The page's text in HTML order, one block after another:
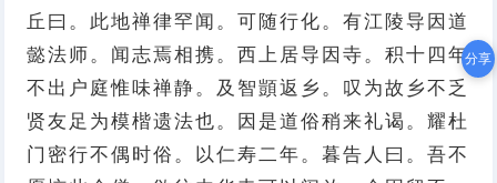
丘曰。此地禅律罕闻。可随行化。有江陵导因道
懿法师。闻志焉相携。西上居导因寺。积十四年
不出户庭惟味禅静。及智顗返乡。叹为故乡不乏
贤友足为模楷遗法也。因是道俗稍来礼谒。耀杜
门密行不偶时俗。以仁寿二年。暮告人曰。吾不
分享